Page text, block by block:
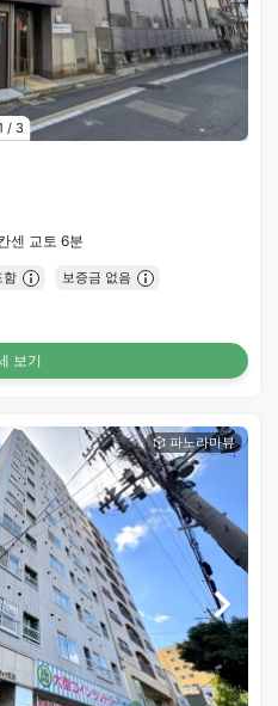
/ 3
센 교토 6분
함 보증금 없음
보기